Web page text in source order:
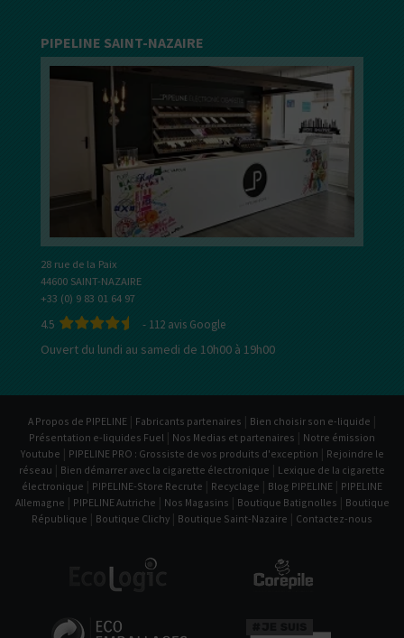
PIPELINE SAINT-NAZAIRE
28 rue de la Paix
44600 SAINT-NAZAIRE
+33 (0) 9 83 01 64 97
4.5 - 112 avis Google
Ouvert du lundi au samedi de 10h00 à 19h00
A Propos de PIPELINE | Fabricants partenaires | Bien choisir son e-liquide |
Présentation e-liquides Fuel | Nos Medias et partenaires | Notre émission
Youtube | PIPELINE PRO : Grossiste de vos produits d'exception | Rejoindre le
réseau | Bien démarrer avec la cigarette électronique | Lexique de la cigarette
électronique | PIPELINE-Store Recrute | Recyclage | Blog PIPELINE | PIPELINE
Allemagne | PIPELINE Autriche | Nos Magasins | Boutique Batignolles | Boutique
République | Boutique Clichy | Boutique Saint-Nazaire | Contactez-nous